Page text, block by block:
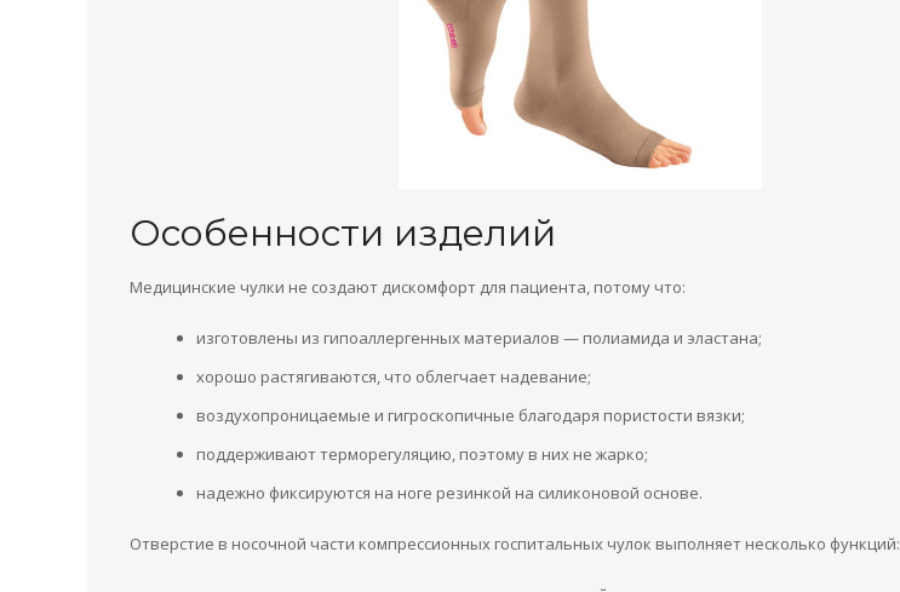
Особенности изделий
Медицинские чулки не создают дискомфорт для пациента, потому что:
изготовлены из гипоаллергенных материалов — полиамида и эластана;
хорошо растягиваются, что облегчает надевание;
воздухопроницаемые и гигроскопичные благодаря пористости вязки;
поддерживают терморегуляцию, поэтому в них не жарко;
надежно фиксируются на ноге резинкой на силиконовой основе.
Отверстие в носочной части компрессионных госпитальных чулок выполняет несколько функций: